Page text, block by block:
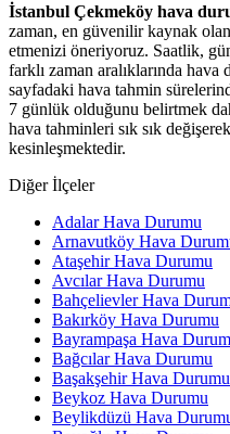
İstanbul Çekmeköy hava
zaman, en güvenilir kaynak
etmenizi öneriyoruz. Saatlik,
farklı zaman aralıklarında
sayfadaki hava tahmin
7 günlük olduğunu belirtmek
hava tahminleri sık sık
kesinleşmektedir.
Diğer İlçeler
Adalar Hava Durumu
Arnavutköy Hava
Ataşehir Hava Durumu
Avcılar Hava Durumu
Bahçelievler Hava
Bakırköy Hava Durumu
Bayrampaşa Hava
Bağcılar Hava Durumu
Başakşehir Hava Durumu
Beykoz Hava Durumu
Beylikdüzü Hava